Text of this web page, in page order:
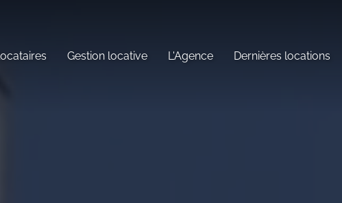
Gestion locative L'Agence Dernières locations